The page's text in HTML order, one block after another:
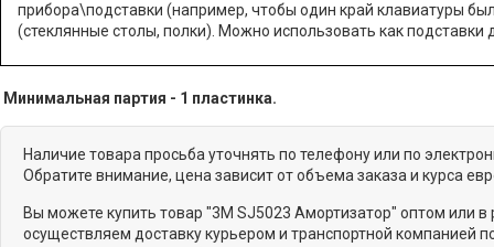
прибора\подставки (например, чтобы один край клавиатуры
(стеклянные столы, полки). Можно использовать как
Минимальная партия - 1 пластинка.
Наличие товара просьба уточнять по телефону или по
Обратите внимание, цена зависит от объема заказа и курса
Вы можете купить товар "3M SJ5023 Амортизатор" оптом или
осуществляем доставку курьером и транспортной компанией